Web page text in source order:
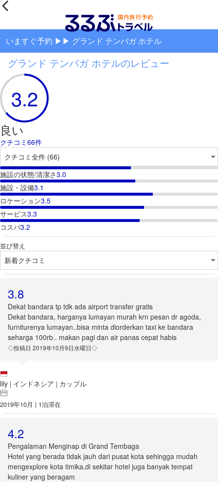
いますぐ予約 ▶▶ グランド テンバガ ホテル
グランド テンバガ ホテルのレビュー
3.2
良い
クチコミ66件
施設の状態/清潔さ3.0
施設・設備3.1
ロケーション3.5
サービス3.3
コスパ3.2
並び替え
3.8
Dekat bandara tp tdk ada airport transfer gratis
Dekat bandara, harganya lumayan murah krn pesan dr agoda,
furniturenya lumayan..bisa minta diorderkan taxi ke bandara
seharga 100rb.. makan pagi dan air panas cepat habis
◇投稿日 2019年10月9日水曜日◇
lily | インドネシア | カップル
2019年10月 | 1泊滞在
4.2
Pengalaman Menginap di Grand Tembaga
Hotel yang berada tidak jauh dari pusat kota sehingga mudah
mengexplore kota timika,di sekitar hotel juga banyak tempat
kuliner yang beragam